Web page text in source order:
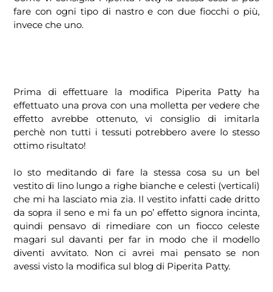
fare con ogni tipo di nastro e con due fiocchi o più,
invece che uno.
Prima di effettuare la modifica Piperita Patty ha
effettuato una prova con una molletta per vedere che
effetto avrebbe ottenuto, vi consiglio di imitarla
perchè non tutti i tessuti potrebbero avere lo stesso
ottimo risultato!
Io sto meditando di fare la stessa cosa su un bel
vestito di lino lungo a righe bianche e celesti (verticali)
che mi ha lasciato mia zia. Il vestito infatti cade dritto
da sopra il seno e mi fa un po’ effetto signora incinta,
quindi pensavo di rimediare con un fiocco celeste
magari sul davanti per far in modo che il modello
diventi avvitato. Non ci avrei mai pensato se non
avessi visto la modifica sul blog di Piperita Patty.